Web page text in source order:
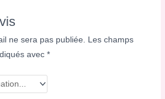
ne sera pas publiée.
Les champs
avec*